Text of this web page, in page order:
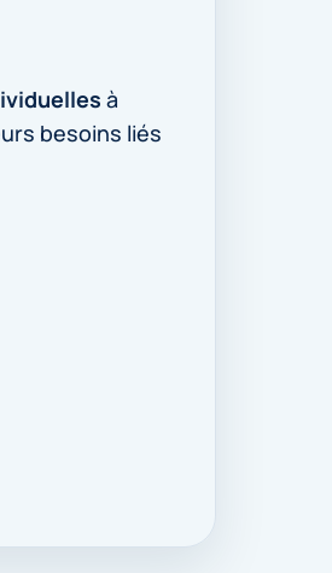
à
besoins liés